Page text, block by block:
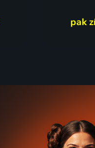
pak